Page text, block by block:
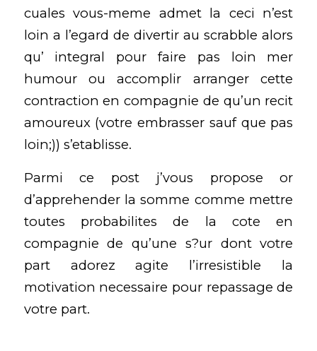
cuales vous-meme admet la ceci n’est
loin a l’egard de divertir au scrabble alors
qu’ integral pour faire pas loin mer
humour ou accomplir arranger cette
contraction en compagnie de qu’un recit
amoureux (votre embrasser sauf que pas
loin;)) s’etablisse.
Parmi ce post j’vous propose or
d’apprehender la somme comme mettre
toutes probabilites de la cote en
compagnie de qu’une s?ur dont votre
part adorez agite l’irresistible la
motivation necessaire pour repassage de
votre part.